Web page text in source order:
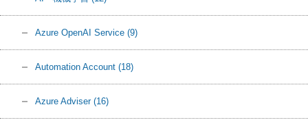
Azure OpenAI Service (9)
Automation Account (18)
Azure Adviser (16)